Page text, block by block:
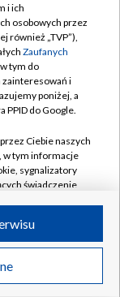
i ich
osobowych przez
również „TVP”),
Zaufanych
tym do
zainteresowań i
poniżej, a
PPID do Google.
Ciebie naszych
w tym informacje
sygnalizatory
świadczenie
Ciebie
identyfikatory